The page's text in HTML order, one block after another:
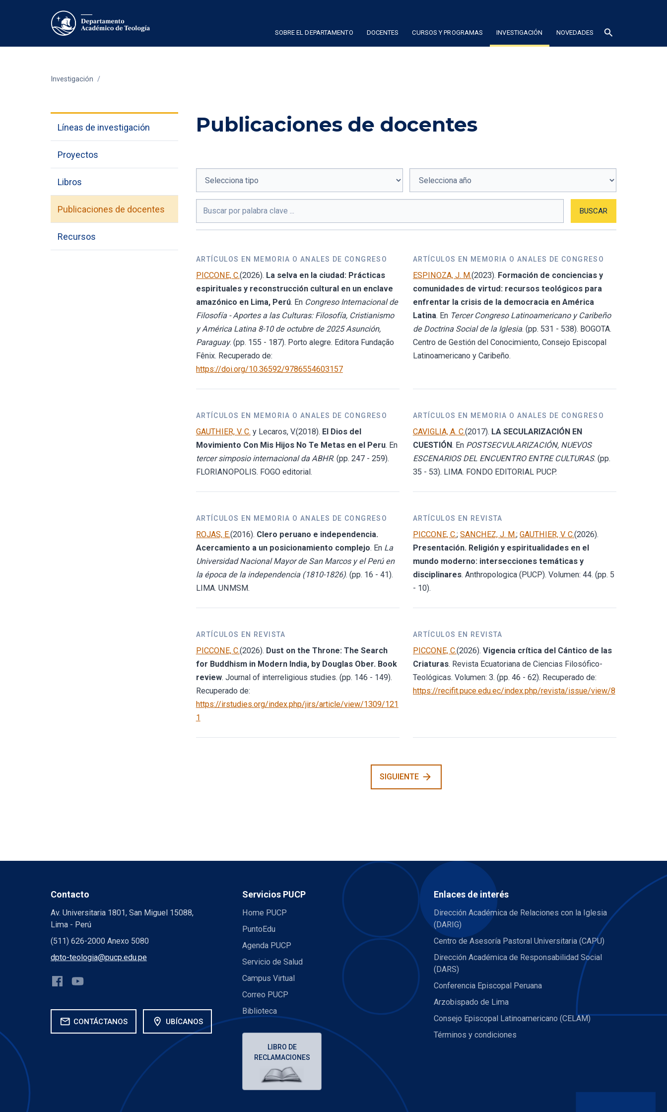
SOBRE EL DEPARTAMENTO DOCENTES CURSOS Y PROGRAMAS INVESTIGACIÓN NOVEDADES search
Investigación /
Líneas de investigación
Proyectos
Libros
Publicaciones de docentes
Recursos
Publicaciones de docentes
BUSCAR
ARTÍCULOS EN MEMORIA O ANALES DE CONGRESO
PICCONE, C.(2026). La selva en la ciudad: Prácticas
espirituales y reconstrucción cultural en un enclave
amazónico en Lima, Perú. En Congreso Internacional de
Filosofía - Aportes a las Culturas: Filosofía, Cristianismo
y América Latina 8-10 de octubre de 2025 Asunción,
Paraguay. (pp. 155 - 187). Porto alegre. Editora Fundação
Fênix. Recuperado de:
https://doi.org/10.36592/9786554603157
ARTÍCULOS EN MEMORIA O ANALES DE CONGRESO
ESPINOZA, J. M.(2023). Formación de conciencias y
comunidades de virtud: recursos teológicos para
enfrentar la crisis de la democracia en América
Latina. En Tercer Congreso Latinoamericano y Caribeño
de Doctrina Social de la Iglesia. (pp. 531 - 538). BOGOTA.
Centro de Gestión del Conocimiento, Consejo Episcopal
Latinoamericano y Caribeño.
ARTÍCULOS EN MEMORIA O ANALES DE CONGRESO
GAUTHIER, V. C. y Lecaros, V.(2018). El Dios del
Movimiento Con Mis Hijos No Te Metas en el Peru. En
tercer simposio internacional da ABHR. (pp. 247 - 259).
FLORIANOPOLIS. FOGO editorial.
ARTÍCULOS EN MEMORIA O ANALES DE CONGRESO
CAVIGLIA, A. C.(2017). LA SECULARIZACIÓN EN
CUESTIÓN. En POSTSECVULARIZACIÓN, NUEVOS
ESCENARIOS DEL ENCUENTRO ENTRE CULTURAS. (pp.
35 - 53). LIMA. FONDO EDITORIAL PUCP.
ARTÍCULOS EN MEMORIA O ANALES DE CONGRESO
ROJAS, E.(2016). Clero peruano e independencia.
Acercamiento a un posicionamiento complejo. En La
Universidad Nacional Mayor de San Marcos y el Perú en
la época de la independencia (1810-1826). (pp. 16 - 41).
LIMA. UNMSM.
ARTÍCULOS EN REVISTA
PICCONE, C.; SANCHEZ, J. M.; GAUTHIER, V. C.(2026).
Presentación. Religión y espiritualidades en el
mundo moderno: intersecciones temáticas y
disciplinares. Anthropologica (PUCP). Volumen: 44. (pp. 5
- 10).
ARTÍCULOS EN REVISTA
PICCONE, C.(2026). Dust on the Throne: The Search
for Buddhism in Modern India, by Douglas Ober. Book
review. Journal of interreligious studies. (pp. 146 - 149).
Recuperado de:
https://irstudies.org/index.php/jirs/article/view/1309/121
1
ARTÍCULOS EN REVISTA
PICCONE, C.(2026). Vigencia crítica del Cántico de las
Criaturas. Revista Ecuatoriana de Ciencias Filosófico-
Teológicas. Volumen: 3. (pp. 46 - 62). Recuperado de:
https://recifit.puce.edu.ec/index.php/revista/issue/view/8
SIGUIENTE arrow_forward
Contacto
Av. Universitaria 1801, San Miguel 15088,
Lima - Perú
(511) 626-2000 Anexo 5080
dpto-teologia@pucp.edu.pe
mail CONTÁCTANOS location_on UBÍCANOS
Servicios PUCP
Home PUCP
PuntoEdu
Agenda PUCP
Servicio de Salud
Campus Virtual
Correo PUCP
Biblioteca
LIBRO DE
RECLAMACIONES
Enlaces de interés
Dirección Académica de Relaciones con la Iglesia
(DARIG)
Centro de Asesoría Pastoral Universitaria (CAPU)
Dirección Académica de Responsabilidad Social
(DARS)
Conferencia Episcopal Peruana
Arzobispado de Lima
Consejo Episcopal Latinoamericano (CELAM)
Términos y condiciones